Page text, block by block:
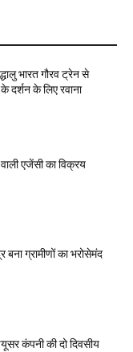
भारत गौरव ट्रेन से
के दर्शन के लिए रवाना
एजेंसी का विक्रय
ग्रामीणों का भरोसेमंद
कंपनी की दो दिवसीय